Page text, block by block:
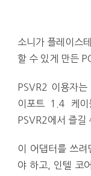
소니가 플레이스
할 수 있게 만든
PSVR2 이용자
이포트 1.4 케이
PSVR2에서 즐길
이 어댑터를 쓰
야 하고, 인텔 코